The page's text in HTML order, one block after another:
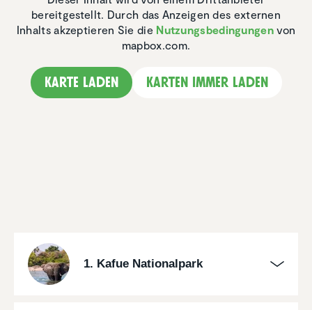
bereitgestellt. Durch das Anzeigen des externen
Inhalts akzeptieren Sie die Nutzungsbedingungenvon
mapbox.com.
Karte laden Karten immer laden
1. Kafue Nationalpark